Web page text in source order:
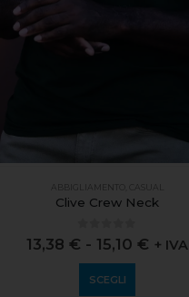
ABBIGLIAMENTO CASUAL
Clive Crew Neck
0 out of 5
13,38 € - 15,10 € + IVA
SCEGLI